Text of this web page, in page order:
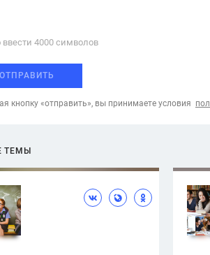
4000 cимволов
ОТПРАВИТЬ
кнопку «отправить», вы принимаете условия
ТЕМЫ